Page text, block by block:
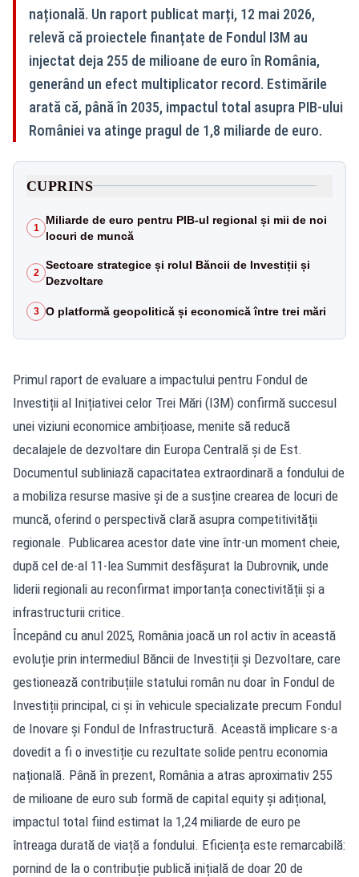
națională. Un raport publicat marți, 12 mai 2026,
relevă că proiectele finanțate de Fondul I3M au
injectat deja 255 de milioane de euro în România,
generând un efect multiplicator record. Estimările
arată că, până în 2035, impactul total asupra PIB-ului
României va atinge pragul de 1,8 miliarde de euro.
CUPRINS
1
Miliarde de euro pentru PIB-ul regional și mii de noi
locuri de muncă
2
Sectoare strategice și rolul Băncii de Investiții și
Dezvoltare
3 O platformă geopolitică și economică între trei mări
Primul raport de evaluare a impactului pentru Fondul de
Investiții al Inițiativei celor Trei Mări (I3M) confirmă succesul
unei viziuni economice ambițioase, menite să reducă
decalajele de dezvoltare din Europa Centrală și de Est.
Documentul subliniază capacitatea extraordinară a fondului de
a mobiliza resurse masive și de a susține crearea de locuri de
muncă, oferind o perspectivă clară asupra competitivității
regionale. Publicarea acestor date vine într-un moment cheie,
după cel de-al 11-lea Summit desfășurat la Dubrovnik, unde
liderii regionali au reconfirmat importanța conectivității și a
infrastructurii critice.
Începând cu anul 2025, România joacă un rol activ în această
evoluție prin intermediul Băncii de Investiții și Dezvoltare, care
gestionează contribuțiile statului român nu doar în Fondul de
Investiții principal, ci și în vehicule specializate precum Fondul
de Inovare și Fondul de Infrastructură. Această implicare s-a
dovedit a fi o investiție cu rezultate solide pentru economia
națională. Până în prezent, România a atras aproximativ 255
de milioane de euro sub formă de capital equity și adițional,
impactul total fiind estimat la 1,24 miliarde de euro pe
întreaga durată de viață a fondului. Eficiența este remarcabilă:
pornind de la o contribuție publică inițială de doar 20 de